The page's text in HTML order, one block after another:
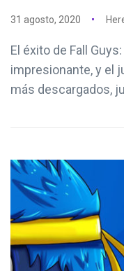
31 agosto, 2020
El éxito de Fall
impresionante, y el
más descargados,